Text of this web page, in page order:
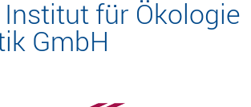
Institut für Ökologie
GmbH